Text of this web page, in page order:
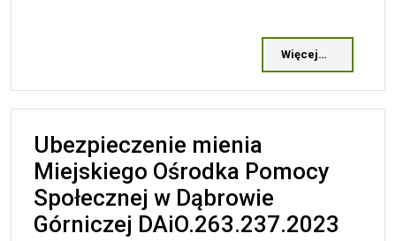
Więcej…
Ubezpieczenie mienia
Miejskiego Ośrodka Pomocy
Społecznej w Dąbrowie
Górniczej DAiO.263.237.2023